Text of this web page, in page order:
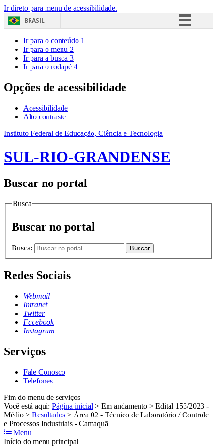
Ir direto para menu de acessibilidade.
BRASIL
Acesso à informação
Ir para o conteúdo 1
Ir para o menu 2
Ir para a busca 3
Ir para o rodapé 4
Opções de acessibilidade
Acessibilidade
Alto contraste
Instituto Federal de Educação, Ciência e Tecnologia
SUL-RIO-GRANDENSE
Buscar no portal
Busca
Buscar no portal
Busca: Buscar
Redes Sociais
Webmail
Intranet
Twitter
Facebook
Instagram
Serviços
Fale Conosco
Telefones
Fim do menu de serviços
Você está aqui: Página inicial > Em andamento > Edital 153/2023 -
Médio > Resultados > Área 02 - Técnico de Laboratório / Controle
e Processos Industriais - Camaquã
Menu
Início do menu principal